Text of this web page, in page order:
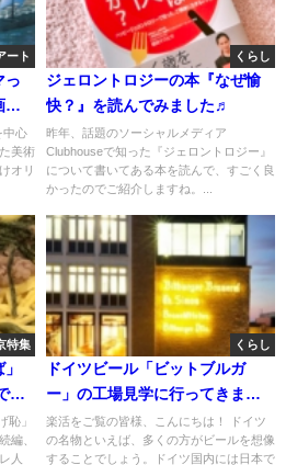
ート
っ
に
と
中心
美術
オリ
くらし
ジェロントロジーの本『なぜ愉
快？』を読んでみました♬
昨年、話題のソーシャルメディア
Clubhouseで知った『ジェロントロジー』
について書いてある本を読んで、すごく良
かったのでご紹介しますね。...
特集
味
恥」
編、
人
くらし
ドイツビール「ビットブルガ
ー」の工場見学に行ってきまし
た！
楽活をご覧の皆様、こんにちは！ ドイツ
の名物といえば、多くの方がビールを想像
することでしょう。ドイツ国内には日本で